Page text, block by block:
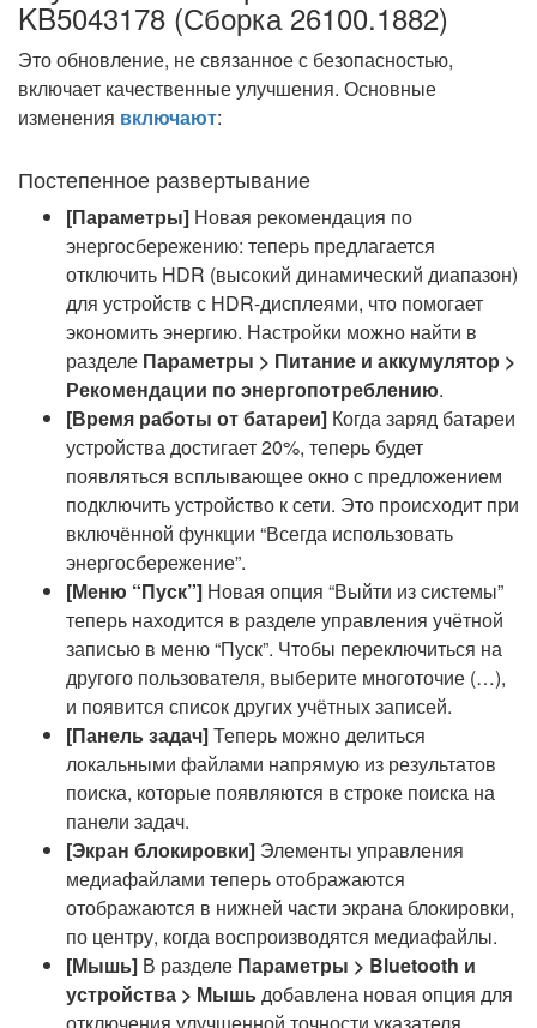
KB5043178 (Сборка 26100.1882)
Это обновление, не связанное с безопасностью,
включает качественные улучшения. Основные
изменения включают:
Постепенное развертывание
[Параметры] Новая рекомендация по
энергосбережению: теперь предлагается
отключить HDR (высокий динамический диапазон)
для устройств с HDR-дисплеями, что помогает
экономить энергию. Настройки можно найти в
разделе Параметры > Питание и аккумулятор >
Рекомендации по энергопотреблению.
[Время работы от батареи] Когда заряд батареи
устройства достигает 20%, теперь будет
появляться всплывающее окно с предложением
подключить устройство к сети. Это происходит при
включённой функции “Всегда использовать
энергосбережение”.
[Меню “Пуск”] Новая опция “Выйти из системы”
теперь находится в разделе управления учётной
записью в меню “Пуск”. Чтобы переключиться на
другого пользователя, выберите многоточие (…),
и появится список других учётных записей.
[Панель задач]Теперь можно делиться
локальными файлами напрямую из результатов
поиска, которые появляются в строке поиска на
панели задач.
[Экран блокировки] Элементы управления
медиафайлами теперь отображаются
отображаются в нижней части экрана блокировки,
по центру, когда воспроизводятся медиафайлы.
[Мышь] В разделе Параметры > Bluetooth и
устройства > Мышьдобавлена новая опция для